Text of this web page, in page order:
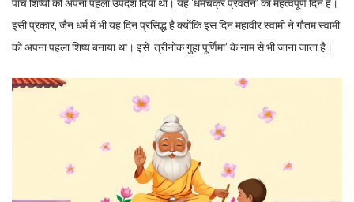
इसी प्रकार, जैन धर्म में भी यह दिन प्रसिद्ध है क्योंकि इस दिन महावीर स्वामी ने गौतम स्वामी
को अपना पहला शिष्य बनाया था। इसे ‘त्रीनोक गुहा पूर्णिमा’ के नाम से भी जाना जाता है।